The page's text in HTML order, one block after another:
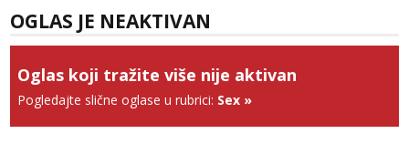
tel:0,93€ - mob:1,12€ min
Čekam tvoj poziv!
Tel:064/677-677- Kod: #142
OGLAS JE NEAKTIVAN
Oglas koji tražite više nije aktivan
Pogledajte slične oglase u rubrici: Sex »